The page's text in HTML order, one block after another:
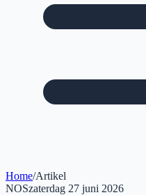
Home/Artikel
NOSzaterdag 27 juni 2026